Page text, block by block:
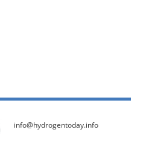
info@hydrogentoday.info